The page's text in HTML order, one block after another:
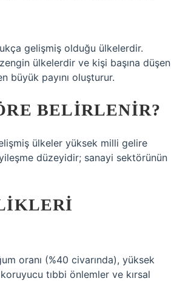
gelişmiş olduğu ülkelerdir.
ülkelerdir ve kişi başına düşen
büyük payını oluşturur.
BELIRLENIR?
ülkeler yüksek milli gelire
düzeyidir; sanayi sektörünün
oranı (%40 civarında), yüksek
tıbbi önlemler ve kırsal